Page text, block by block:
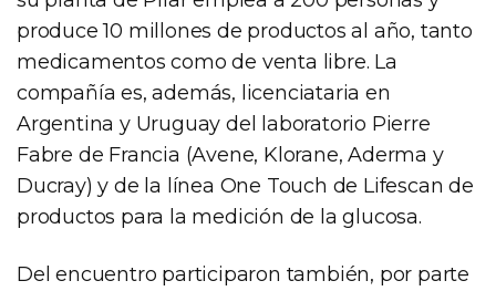
produce 10 millones de productos al año, tanto
medicamentos como de venta libre. La
compañía es, además, licenciataria en
Argentina y Uruguay del laboratorio Pierre
Fabre de Francia (Avene, Klorane, Aderma y
Ducray) y de la línea One Touch de Lifescan de
productos para la medición de la glucosa.
Del encuentro participaron también, por parte